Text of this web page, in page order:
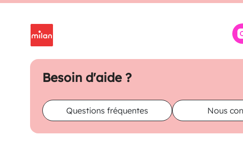
Besoin d'aide ?
Questions fréquentes Nous